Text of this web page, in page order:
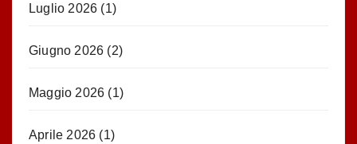
Luglio 2026 (1)
Giugno 2026 (2)
Maggio 2026 (1)
Aprile 2026 (1)